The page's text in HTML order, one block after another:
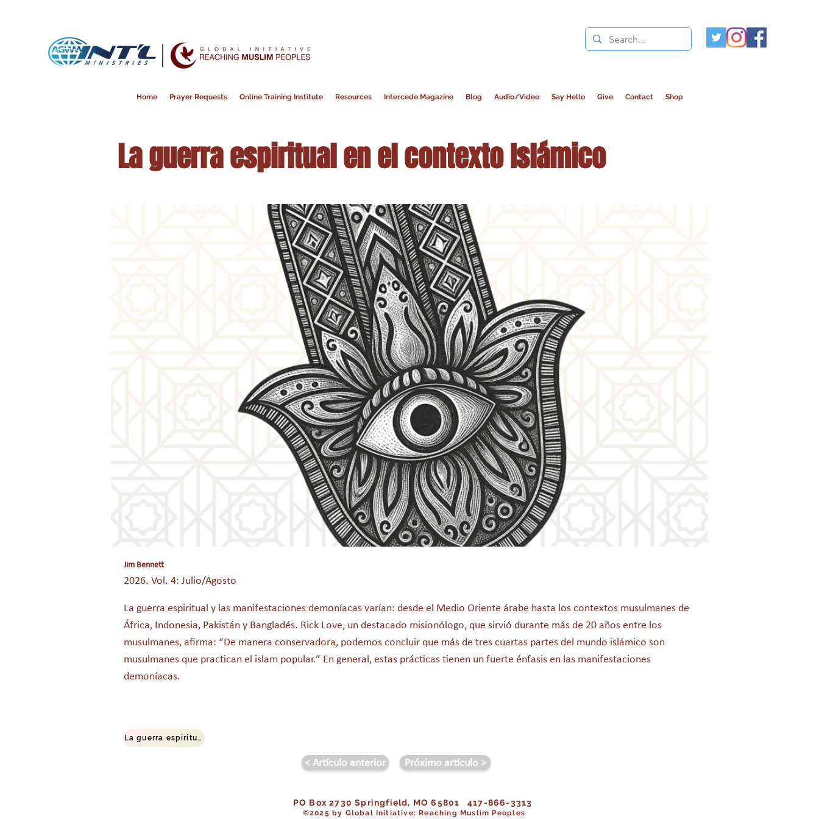
Home Prayer Requests Online Training Institute Resources Intercede Magazine Blog Audio/Video Say Hello Give Contact Shop
La guerra espiritual en el contexto Islámico
Jim Bennett
2026. Vol. 4: Julio/Agosto
La guerra espiritual y las manifestaciones demoníacas varían: desde el Medio Oriente árabe hasta los contextos musulmanes de
África, Indonesia, Pakistán y Bangladés. Rick Love, un destacado misionólogo, que sirvió durante más de 20 años entre los
musulmanes, afirma: “De manera conservadora, podemos concluir que más de tres cuartas partes del mundo islámico son
musulmanes que practican el islam popular.” En general, estas prácticas tienen un fuerte énfasis en las manifestaciones
demoníacas.
La guerra espiritual en el contexto Islámico
< Artículo anterior Próximo artículo >
PO Box 2730 Springfield, MO 65801 417-866-3313
©2025 by Global Initiative: Reaching Muslim Peoples